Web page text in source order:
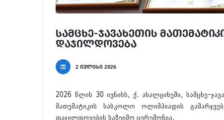
სამცხე-ჯავახეთის
დაჯილდოვება
2 ივლისი 2026
2026 წლის 30 ივნისს, ქ. ახალციხეში, სამცხე-
მათემატიკის სასკოლო ოლიმპიადის
დაჯილდოვების საზეიმო ცერემონია.